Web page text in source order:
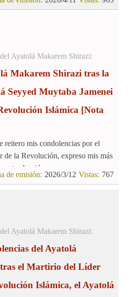
Ayatolá Makarem Shirazi:
Makarem Shirazi tras la
Seyyed Muytaba Jamenei
Islámica [Nota
reitero mis condolencias por el
la Revolución, expreso mis más
esta elección.
767
Vistas:
2026/3/12
de emisión:
Ayatolá Makarem Shirazi:
del Ayatolá
el Martirio del Líder
Islámica, el Ayatolá